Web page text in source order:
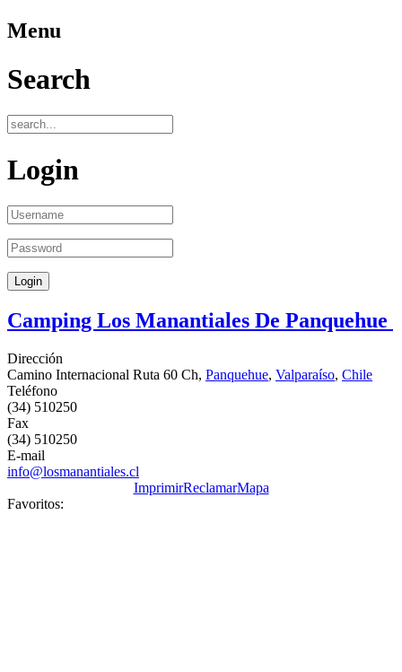
Menu
Search
Login
Camping Los Manantiales De Panquehue
Dirección
Camino Internacional Ruta 60 Ch, Panquehue, Valparaíso, Chile
Teléfono
(34) 510250
Fax
(34) 510250
E-mail
info@losmanantiales.cl
ImprimirReclamarMapa
Favoritos: